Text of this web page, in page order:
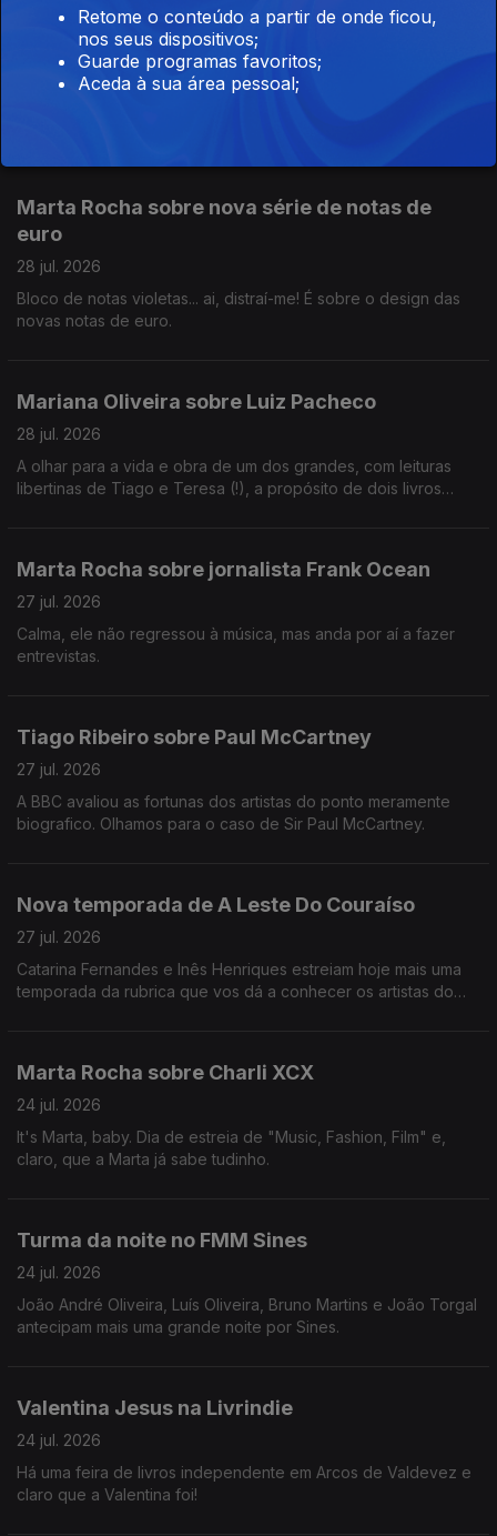
Sons na areia, caipirinha, água de côco,
cervejinha
29 jul. 2026
Marta Rocha sobre nova série de notas de
euro
28 jul. 2026
Bloco de notas violetas... ai, distraí-me! É sobre o design das
novas notas de euro.
Mariana Oliveira sobre Luiz Pacheco
28 jul. 2026
A olhar para a vida e obra de um dos grandes, com leituras
libertinas de Tiago e Teresa (!), a propósito de dois livros
Marta Rocha sobre jornalista Frank Ocean
27 jul. 2026
Calma, ele não regressou à música, mas anda por aí a fazer
entrevistas.
Tiago Ribeiro sobre Paul McCartney
27 jul. 2026
A BBC avaliou as fortunas dos artistas do ponto meramente
biografico. Olhamos para o caso de Sir Paul McCartney.
Nova temporada de A Leste Do Couraíso
27 jul. 2026
Catarina Fernandes e Inês Henriques estreiam hoje mais uma
temporada da rubrica que vos dá a conhecer os artistas do
Marta Rocha sobre Charli XCX
24 jul. 2026
It's Marta, baby. Dia de estreia de "Music, Fashion, Film" e,
claro, que a Marta já sabe tudinho.
Turma da noite no FMM Sines
24 jul. 2026
João André Oliveira, Luís Oliveira, Bruno Martins e João Torgal
antecipam mais uma grande noite por Sines.
Valentina Jesus na Livrindie
24 jul. 2026
Há uma feira de livros independente em Arcos de Valdevez e
claro que a Valentina foi!
Retome o conteúdo a partir de onde ficou,
nos seus dispositivos;
Guarde programas favoritos;
Aceda à sua área pessoal;